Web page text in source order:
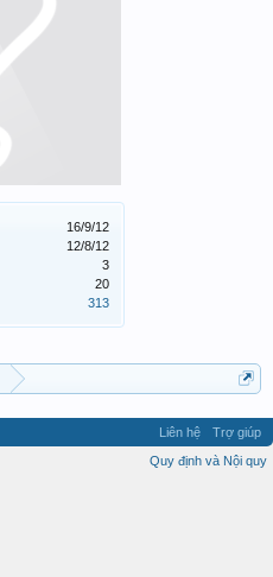
16/9/12
12/8/12
3
20
313
Liên hệ
Trợ giúp
Quy định và Nội quy